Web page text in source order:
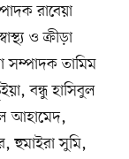
রাবেয়া
ও ক্রীড়া
সম্পাদক তামিম
বন্ধু হাসিবুল
আহামেদ,
হুমাইরা সুমি,